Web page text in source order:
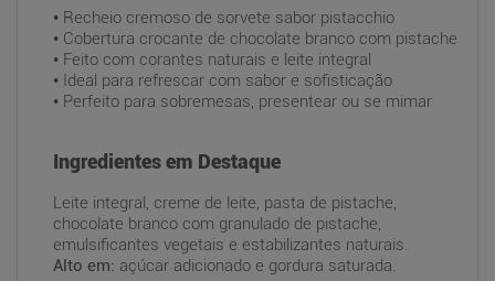
• Recheio cremoso de sorvete sabor pistacchio
• Cobertura crocante de chocolate branco com pistache
• Feito com corantes naturais e leite integral
• Ideal para refrescar com sabor e sofisticação
• Perfeito para sobremesas, presentear ou se mimar
Ingredientes em Destaque
Leite integral, creme de leite, pasta de pistache,
chocolate branco com granulado de pistache,
emulsificantes vegetais e estabilizantes naturais.
Alto em: açúcar adicionado e gordura saturada.